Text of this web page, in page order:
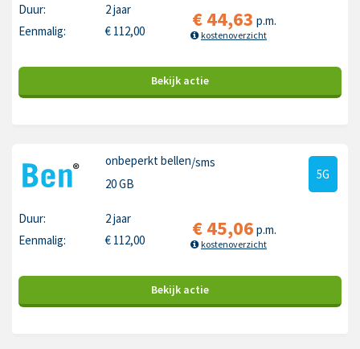
Duur:
2 jaar
Eenmalig:
€ 112,00 €44,63 p.m.
kostenoverzicht
Bekijk actie
onbeperkt bellen/sms
20 GB
5G
Duur:
2 jaar
Eenmalig:
€ 112,00 €45,06 p.m.
kostenoverzicht
Bekijk actie